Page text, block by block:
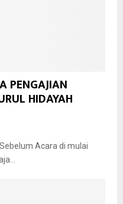
PENGAJIAN
HIDAYAH
Acara di mulai